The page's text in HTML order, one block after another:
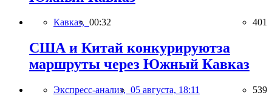
Кавказ, 00:32 401
США и Китай конкурируютза
маршруты через Южный Кавказ
Экспресс-анализ, 05 августа, 18:11 539